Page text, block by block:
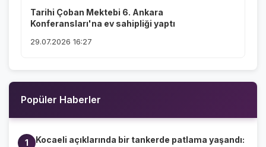
Tarihi Çoban Mektebi 6. Ankara
Konferansları'na ev sahipliği yaptı
29.07.2026 16:27
Popüler Haberler
1
Kocaeli açıklarında bir tankerde patlama yaşandı: